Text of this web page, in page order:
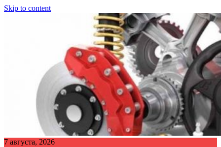
Skip to content
7 августа, 2026